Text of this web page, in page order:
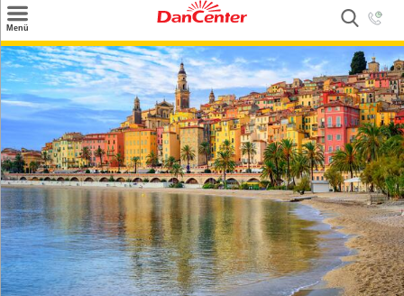
Menü
Suchen
Urlaubsziele
Weitere Urlaubsziele
Angebote
Inspiration
Kontakt
Gut zu wissen